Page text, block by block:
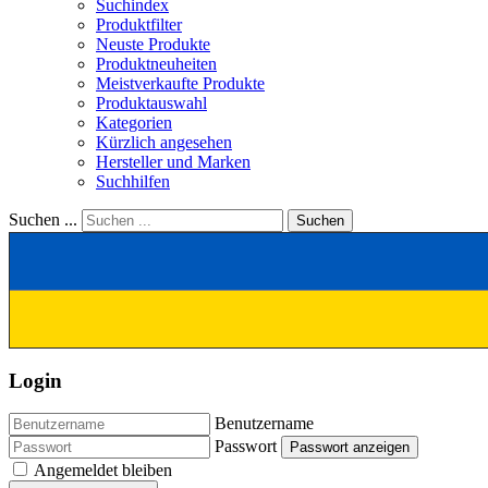
Suchindex
Produktfilter
Neuste Produkte
Produktneuheiten
Meistverkaufte Produkte
Produktauswahl
Kategorien
Kürzlich angesehen
Hersteller und Marken
Suchhilfen
Suchen ... Suchen
Login
Benutzername
Passwort
Passwort anzeigen
Angemeldet bleiben